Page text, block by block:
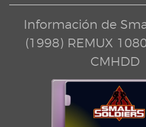
Información de
(1998) REMUX
CMHDD